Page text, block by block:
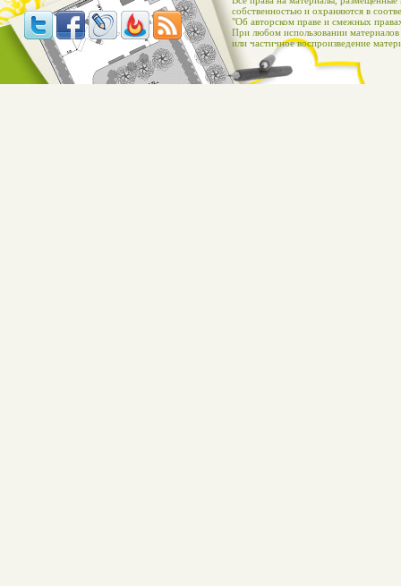
собственностью и охраняются в
"Об авторском праве и смежных
При любом использовании
или частичное воспроизведение